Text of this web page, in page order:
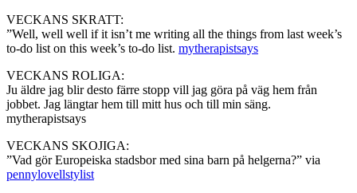
VECKANS SKRATT:
”Well, well well if it isn’t me writing all the things from last week’s
to-do list on this week’s to-do list. mytherapistsays
VECKANS ROLIGA:
Ju äldre jag blir desto färre stopp vill jag göra på väg hem från
jobbet. Jag längtar hem till mitt hus och till min säng.
mytherapistsays
VECKANS SKOJIGA:
”Vad gör Europeiska stadsbor med sina barn på helgerna?” via
pennylovellstylist